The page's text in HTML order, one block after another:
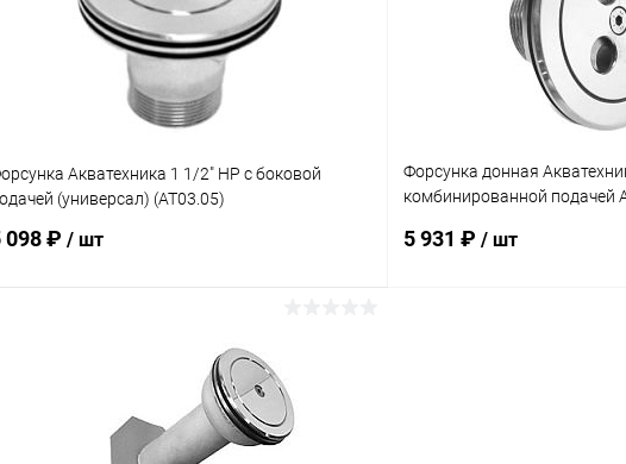
К сравнению В наличии К сравнению
Акватехника 1 1/2" НР с боковой
(универсал) (AT03.05)
098 ₽ / шт
В наличии
Форсунка донная
комбинированной подачей
5 931 ₽ / шт